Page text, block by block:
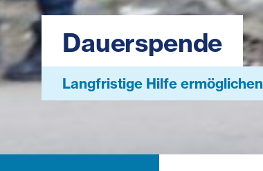
Dauerspende
Langfristige Hilfe ermöglichen